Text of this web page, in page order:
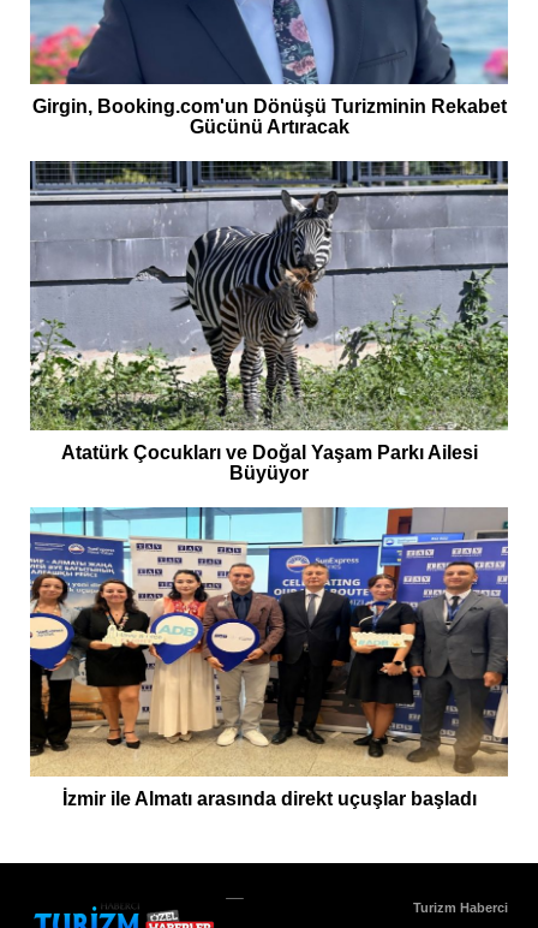
Girgin, Booking.com'un Dönüşü Turizminin Rekabet
Gücünü Artıracak
Atatürk Çocukları ve Doğal Yaşam Parkı Ailesi
Büyüyor
İzmir ile Almatı arasında direkt uçuşlar başladı
Turizm Haberci